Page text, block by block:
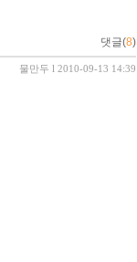
댓글(8)
물만두 l 2010-09-13 14:39